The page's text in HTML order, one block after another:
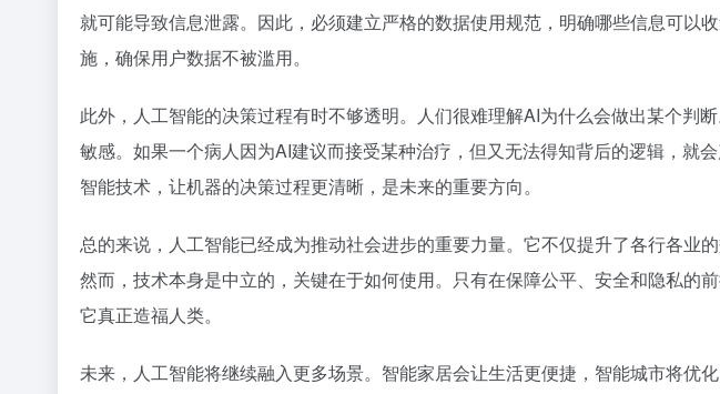
就可能导致信息泄露。因此，必须建立严格的数据使用规范，明确哪些信息可以
施，确保用户数据不被滥用。
此外，人工智能的决策过程有时不够透明。人们很难理解AI为什么会做出某个判
敏感。如果一个病人因为AI建议而接受某种治疗，但又无法得知背后的逻辑，就
智能技术，让机器的决策过程更清晰，是未来的重要方向。
总的来说，人工智能已经成为推动社会进步的重要力量。它不仅提升了各行各业
然而，技术本身是中立的，关键在于如何使用。只有在保障公平、安全和隐私的
它真正造福人类。
未来，人工智能将继续融入更多场景。智能家居会让生活更便捷，智能城市将优